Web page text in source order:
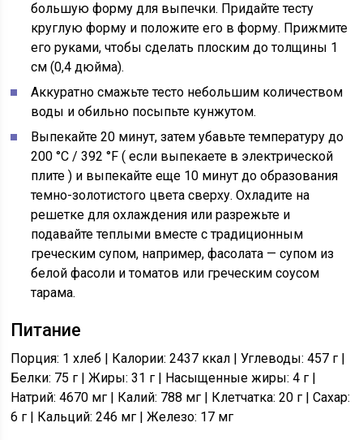
большую форму для выпечки. Придайте тесту
круглую форму и положите его в форму. Прижмите
его руками, чтобы сделать плоским до толщины 1
см (0,4 дюйма).
Аккуратно смажьте тесто небольшим количеством
воды и обильно посыпьте кунжутом.
Выпекайте 20 минут, затем убавьте температуру до
200°C / 392°F ( если выпекаете в электрической
плите) и выпекайте еще 10 минут до образования
темно-золотистого цвета сверху. Охладите на
решетке для охлаждения или разрежьте и
подавайте теплыми вместе с традиционным
греческим супом, например, фасолата — супом из
белой фасоли и томатов или греческим соусом
тарама.
Питание
Порция: 1 хлеб | Калории: 2437 ккал | Углеводы: 457 г |
Белки: 75 г | Жиры: 31 г | Насыщенные жиры: 4 г |
Натрий: 4670 мг | Калий: 788 мг | Клетчатка: 20 г | Сахар:
6 г | Кальций: 246 мг | Железо: 17 мг